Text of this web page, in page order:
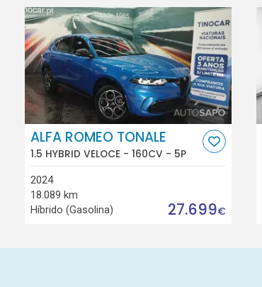
ALFA ROMEO TONALE
1.5 HYBRID VELOCE - 160CV - 5P
2024
18.089 km
Híbrido (Gasolina)
27.699€